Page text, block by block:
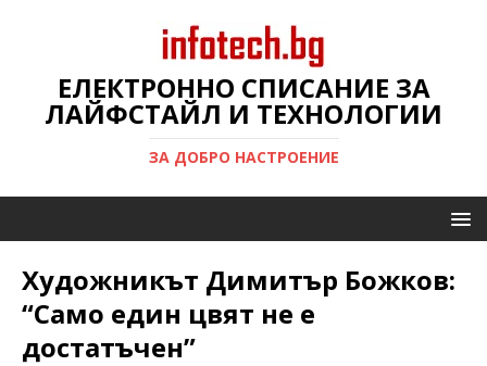
ЕЛЕКТРОННО СПИСАНИЕ ЗА
ЛАЙФСТАЙЛ И ТЕХНОЛОГИИ
ЗА ДОБРО НАСТРОЕНИЕ
Художникът Димитър Божков:
“Само един цвят не е
достатъчен”